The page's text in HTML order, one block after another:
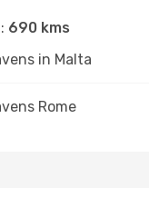
690 kms
in Malta
Rome